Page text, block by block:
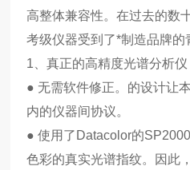
高整体兼容性。在过去的数
考级仪器受到了*制造品牌的
1、真正的高精度光谱分析仪
● 无需软件修正。的设计让
内的仪器间协议。
● 使用了Datacolor的
色彩的真实光谱指纹。因此